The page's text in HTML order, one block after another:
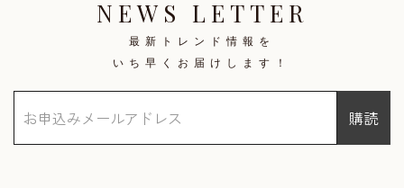
NEWS LETTER
最新トレンド情報を
いち早くお届けします！